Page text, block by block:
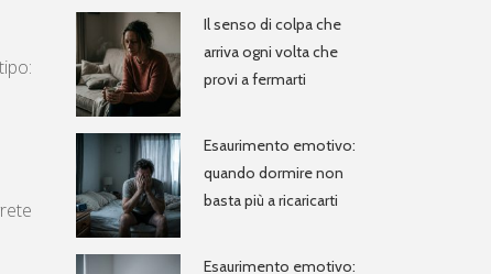
Il senso di colpa che
arriva ogni volta che
provi a fermarti
Esaurimento emotivo:
quando dormire non
basta più a ricaricarti
Esaurimento emotivo: